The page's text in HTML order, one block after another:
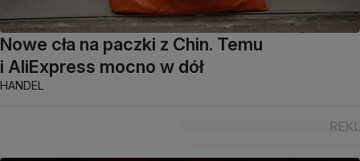
Nowe cła na paczki z Chin. Temu
i AliExpress mocno w dół
HANDEL